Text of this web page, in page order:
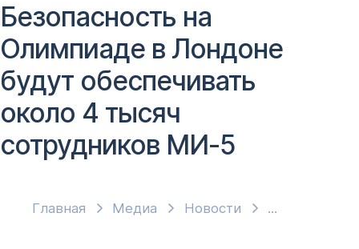
Главная Медиа Новости
Безопасность на
Олимпиаде в Лондоне
будут обеспечивать
около 4 тысяч
сотрудников МИ-5